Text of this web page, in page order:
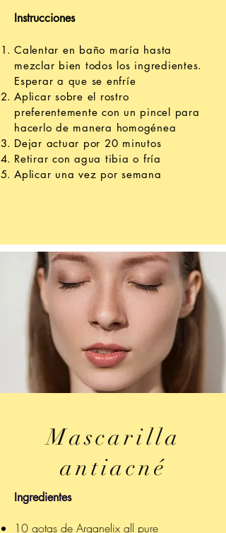
Instrucciones
Calentar en baño maría hasta
mezclar bien todos los ingredientes.
Esperar a que se enfríe
Aplicar sobre el rostro
preferentemente con un pincel para
hacerlo de manera homogénea
Dejar actuar por 20 minutos
Retirar con agua tibia o fría
Aplicar una vez por semana
Mascarilla
antiacné
Ingredientes
10 gotas de Arganelix all pure